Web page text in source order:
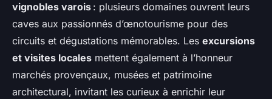
vignobles varois : plusieurs domaines ouvrent leurs
caves aux passionnés d’œnotourisme pour des
circuits et dégustations mémorables. Les excursions
et visites locales mettent également à l’honneur
marchés provençaux, musées et patrimoine
architectural, invitant les curieux à enrichir leur